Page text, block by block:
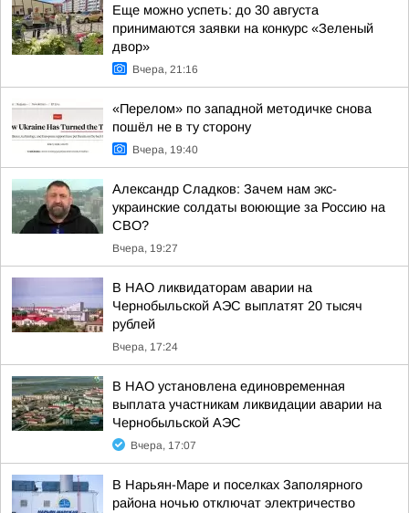
Еще можно успеть: до 30 августа
принимаются заявки на конкурс «Зеленый
двор»
Вчера, 21:16
«Перелом» по западной методичке снова
пошёл не в ту сторону
Вчера, 19:40
Александр Сладков: Зачем нам экс-
украинские солдаты воюющие за Россию на
СВО?
Вчера, 19:27
В НАО ликвидаторам аварии на
Чернобыльской АЭС выплатят 20 тысяч
рублей
Вчера, 17:24
В НАО установлена единовременная
выплата участникам ликвидации аварии на
Чернобыльской АЭС
Вчера, 17:07
В Нарьян-Маре и поселках Заполярного
района ночью отключат электричество